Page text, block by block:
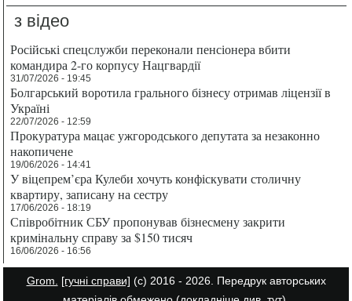
з відео
Російські спецслужби переконали пенсіонера вбити
командира 2-го корпусу Нацгвардії
31/07/2026 - 19:45
Болгарський воротила грального бізнесу отримав ліцензії в
Україні
22/07/2026 - 12:59
Прокуратура мацає ужгородського депутата за незаконно
накопичене
19/06/2026 - 14:41
У віцепрем’єра Кулеби хочуть конфіскувати столичну
квартиру, записану на сестру
17/06/2026 - 18:19
Співробітник СБУ пропонував бізнесмену закрити
кримінальну справу за $150 тисяч
16/06/2026 - 16:56
Grom. [гучні справи] (с) 2016 - 2026. Передрук авторських